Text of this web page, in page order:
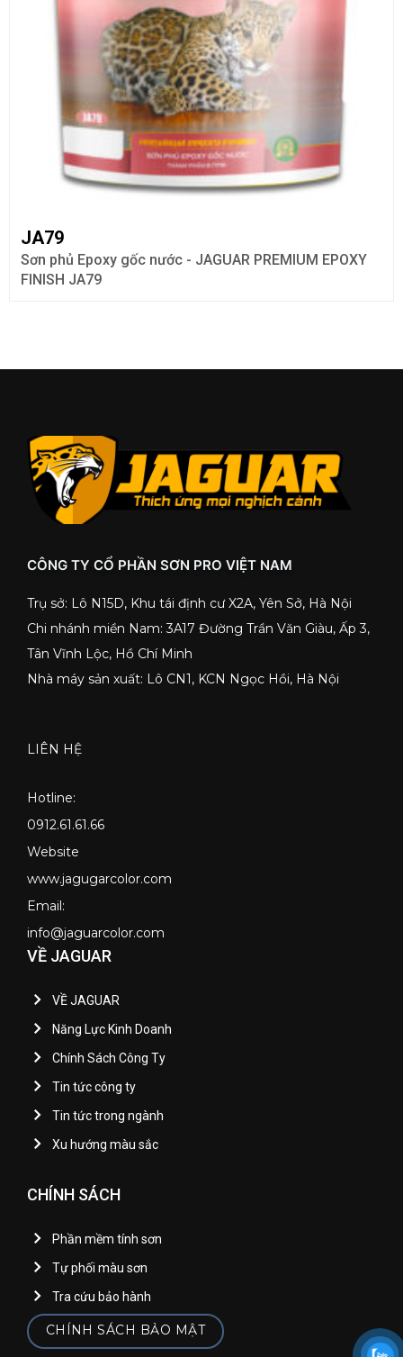
JA79
Sơn phủ Epoxy gốc nước - JAGUAR PREMIUM EPOXY
FINISH JA79
CÔNG TY CỔ PHẦN SƠN PRO VIỆT NAM
Trụ sở: Lô N15D, Khu tái định cư X2A, Yên Sở, Hà Nội
Chi nhánh miền Nam: 3A17 Đường Trần Văn Giàu, Ấp 3,
Tân Vĩnh Lộc, Hồ Chí Minh
Nhà máy sản xuất: Lô CN1, KCN Ngọc Hồi, Hà Nội
LIÊN HỆ
Hotline:
0912.61.61.66
Website
www.jagugarcolor.com
Email:
info@jaguarcolor.com
VỀ JAGUAR
VỀ JAGUAR
Năng Lực Kinh Doanh
Chính Sách Công Ty
Tin tức công ty
Tin tức trong ngành
Xu hướng màu sắc
CHÍNH SÁCH
Phần mềm tính sơn
Tự phối màu sơn
Tra cứu bảo hành
CHÍNH SÁCH BẢO MẬT